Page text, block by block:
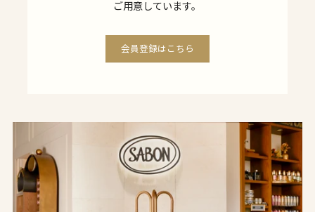
ご用意しています。
会員登録はこちら